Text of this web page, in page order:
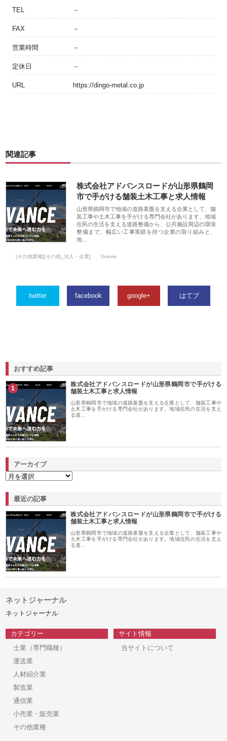
TEL －
FAX －
営業時間 －
定休日 －
URL https://dingo-metal.co.jp
関連記事
株式会社アドバンスロードが山形県鶴岡
市で手がける舗装土木工事と求人情報
山形県鶴岡市で地域の道路基盤を支える企業として、舗
装工事や土木工事を手がける専門会社があります。地域
住民の生活を支える道路整備から、公共施設周辺の環境
整備まで、幅広い工事実績を持つ企業の取り組みと、
地…
[その他業種][その他_法人・企業] 0views
twitter facebook google+ はてブ
おすすめ記事
1
株式会社アドバンスロードが山形県鶴岡市で手がける
舗装土木工事と求人情報
山形県鶴岡市で地域の道路基盤を支える企業として、舗装工事や
土木工事を手がける専門会社があります。地域住民の生活を支え
る道…
アーカイブ
最近の記事
株式会社アドバンスロードが山形県鶴岡市で手がける
舗装土木工事と求人情報
山形県鶴岡市で地域の道路基盤を支える企業として、舗装工事や
土木工事を手がける専門会社があります。地域住民の生活を支え
る道…
ネットジャーナル
ネットジャーナル
カテゴリー
士業（専門職種）
運送業
人材紹介業
製造業
通信業
小売業・販売業
その他業種
サイト情報
当サイトについて